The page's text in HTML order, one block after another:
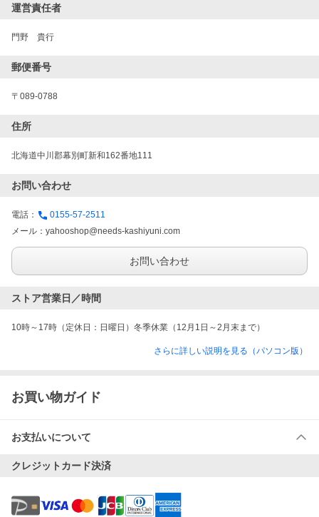
運営責任者
門野　貴行
郵便番号
〒089-0788
住所
北海道中川郡幕別町新和162番地111
お問い合わせ
電話：
0155-57-2511
メール： yahooshop@needs-kashiyuni.com
お問い合わせ
ストア営業日／時間
10時～17時（定休日：日曜日）冬季休業（12月1日～2月末まで）
さらに詳しい説明を見る（パソコン版）
お買い物ガイド
お支払いについて
クレジットカード決済